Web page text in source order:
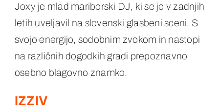
Joxy je mlad mariborski DJ, ki se je v zadnjih
letih uveljavil na slovenski glasbeni sceni. S
svojo energijo, sodobnim zvokom in nastopi
na različnih dogodkih gradi prepoznavno
osebno blagovno znamko.
IZZIV